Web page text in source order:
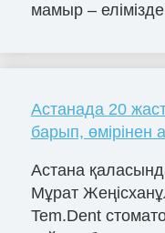
мамыр –
Астанада 20
барып,
Астана
Мұрат
Tem.Dent